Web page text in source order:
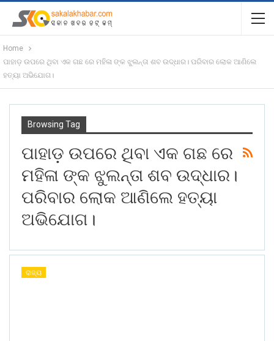
Home
ପାହାଡ଼ ଉପରେ ଥିବା ଏକ ଗଛ ରେ ମହିଳା ଙ୍କ ଝୁଲନ୍ତା ଶବ ଉଦ୍ଧାର। ପରିବାର ଲୋକ ଆଣିଲେ
ହତ୍ୟା ଅଭିଯୋଗ।
Browsing Tag
ପାହାଡ଼ ଉପରେ ଥିବା ଏକ ଗଛ ରେ
ମହିଳା ଙ୍କ ଝୁଲନ୍ତା ଶବ ଉଦ୍ଧାର।
ପରିବାର ଲୋକ ଆଣିଲେ ହତ୍ୟା
ଅଭିଯୋଗ।
ରାଜ୍ୟ